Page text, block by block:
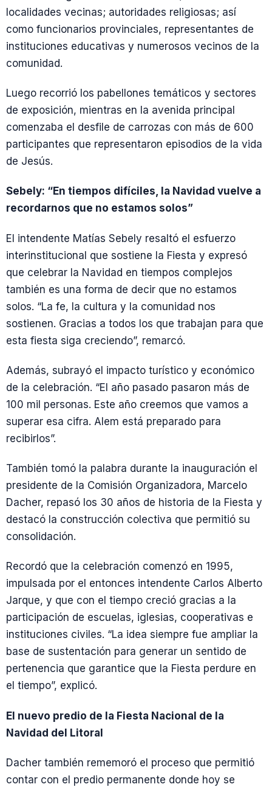
localidades vecinas; autoridades religiosas; así
como funcionarios provinciales, representantes de
instituciones educativas y numerosos vecinos de la
comunidad.
Luego recorrió los pabellones temáticos y sectores
de exposición, mientras en la avenida principal
comenzaba el desfile de carrozas con más de 600
participantes que representaron episodios de la vida
de Jesús.
Sebely: “En tiempos difíciles, la Navidad vuelve a
recordarnos que no estamos solos”
El intendente Matías Sebely resaltó el esfuerzo
interinstitucional que sostiene la Fiesta y expresó
que celebrar la Navidad en tiempos complejos
también es una forma de decir que no estamos
solos. “La fe, la cultura y la comunidad nos
sostienen. Gracias a todos los que trabajan para que
esta fiesta siga creciendo”, remarcó.
Además, subrayó el impacto turístico y económico
de la celebración. “El año pasado pasaron más de
100 mil personas. Este año creemos que vamos a
superar esa cifra. Alem está preparado para
recibirlos”.
También tomó la palabra durante la inauguración el
presidente de la Comisión Organizadora, Marcelo
Dacher, repasó los 30 años de historia de la Fiesta y
destacó la construcción colectiva que permitió su
consolidación.
Recordó que la celebración comenzó en 1995,
impulsada por el entonces intendente Carlos Alberto
Jarque, y que con el tiempo creció gracias a la
participación de escuelas, iglesias, cooperativas e
instituciones civiles. “La idea siempre fue ampliar la
base de sustentación para generar un sentido de
pertenencia que garantice que la Fiesta perdure en
el tiempo”, explicó.
El nuevo predio de la Fiesta Nacional de la
Navidad del Litoral
Dacher también rememoró el proceso que permitió
contar con el predio permanente donde hoy se